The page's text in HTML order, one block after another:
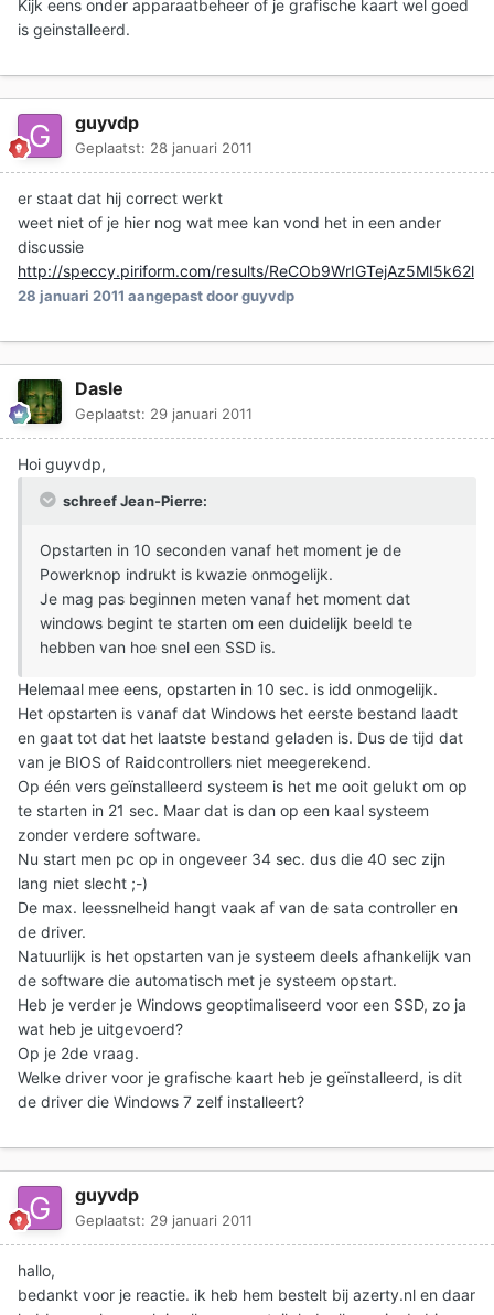
Kijk eens onder apparaatbeheer of je grafische kaart wel goed
is geinstalleerd.
guyvdp
Geplaatst: 28 januari 2011
er staat dat hij correct werkt
weet niet of je hier nog wat mee kan vond het in een ander
discussie
http://speccy.piriform.com/results/ReCOb9WrIGTejAz5MI5k62l
28 januari 2011 aangepast door guyvdp
Dasle
Geplaatst: 29 januari 2011
Hoi guyvdp,
schreef Jean-Pierre:
Opstarten in 10 seconden vanaf het moment je de
Powerknop indrukt is kwazie onmogelijk.
Je mag pas beginnen meten vanaf het moment dat
windows begint te starten om een duidelijk beeld te
hebben van hoe snel een SSD is.
Helemaal mee eens, opstarten in 10 sec. is idd onmogelijk.
Het opstarten is vanaf dat Windows het eerste bestand laadt
en gaat tot dat het laatste bestand geladen is. Dus de tijd dat
van je BIOS of Raidcontrollers niet meegerekend.
Op één vers geïnstalleerd systeem is het me ooit gelukt om op
te starten in 21 sec. Maar dat is dan op een kaal systeem
zonder verdere software.
Nu start men pc op in ongeveer 34 sec. dus die 40 sec zijn
lang niet slecht ;-)
De max. leessnelheid hangt vaak af van de sata controller en
de driver.
Natuurlijk is het opstarten van je systeem deels afhankelijk van
de software die automatisch met je systeem opstart.
Heb je verder je Windows geoptimaliseerd voor een SSD, zo ja
wat heb je uitgevoerd?
Op je 2de vraag.
Welke driver voor je grafische kaart heb je geïnstalleerd, is dit
de driver die Windows 7 zelf installeert?
guyvdp
Geplaatst: 29 januari 2011
hallo,
bedankt voor je reactie. ik heb hem bestelt bij azerty.nl en daar